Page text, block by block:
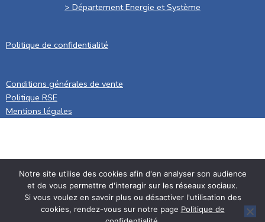
> Département Energie et Système
Politique de confidentialité
Conditions générales de vente
Politique RSE
Mentions légales
Notre site utilise des cookies afin d'en analyser son audience
et de vous permettre d'interagir sur les réseaux sociaux.
Si vous voulez en savoir plus ou désactiver l'utilisation des
cookies, rendez-vous sur notre page Politique de